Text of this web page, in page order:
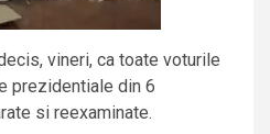
vineri, ca toate voturile
prezidentiale din 6
si reexaminate.